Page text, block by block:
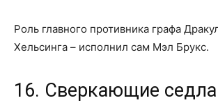
Роль главного противника графа
Хельсинга – исполнил сам Мэл Брукс.
16. Сверкающие